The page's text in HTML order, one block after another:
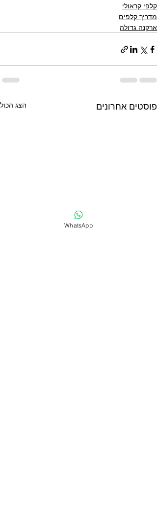
קלפי קראולי
מדריך קלפים
ארקנה גדולה
פוסטים אחרונים הצג הכול
WhatsApp